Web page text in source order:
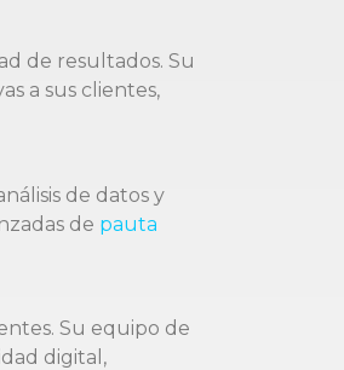
de resultados. Su
a sus clientes,
de datos y
de pauta
Su equipo de
digital,